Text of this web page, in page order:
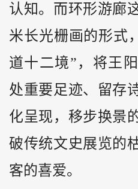
认知。而环形游廊
米长光栅画的形式
道十二境”，将王
处重要足迹、留存
化呈现，移步换景
破传统文史展览的
客的喜爱。